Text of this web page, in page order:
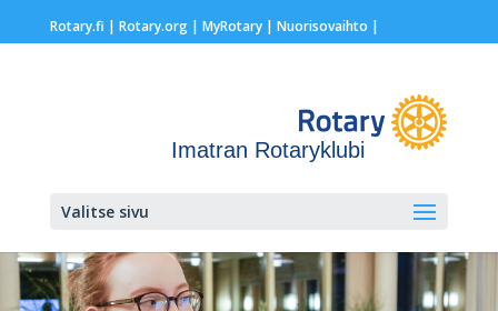
Rotary.fi | Rotary.org| MyRotary | Nuorisovaihto |
Imatran Rotaryklubi
Valitse sivu